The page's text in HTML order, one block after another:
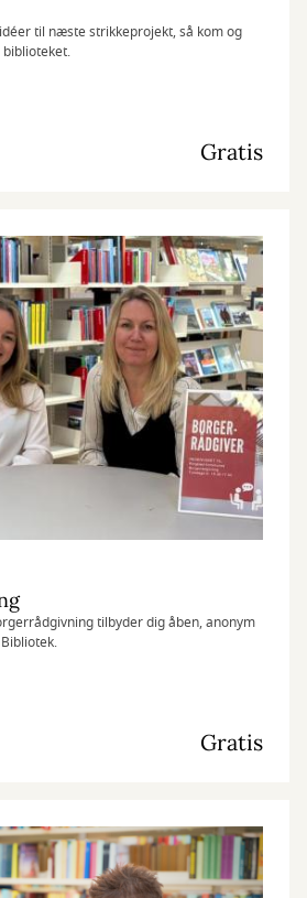
til næste strikkeprojekt, så kom og
biblioteket.
Gratis
tilbyder dig åben, anonym
Gratis